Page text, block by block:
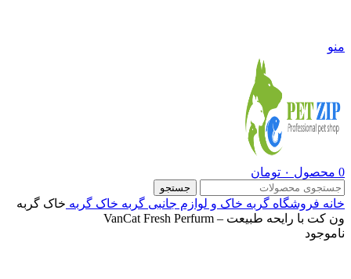
منو
0 محصول ۰ تومان
جستجو
خانه فروشگاه گربه خاک و لوازم جانبی گربه خاک گربه خاک گربه
ون کت با رایحه طبیعت – VanCat Fresh Perfurm
ناموجود